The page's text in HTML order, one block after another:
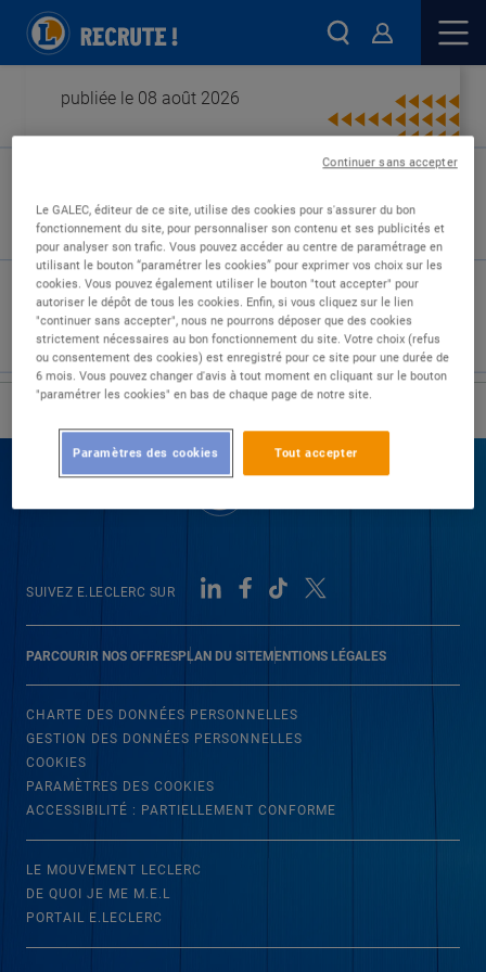
publiée le 08 août 2026
Type de contrat :
Expérience :
Études :
PARCOURIR NOS OFFRESPLAN DU SITEMENTIONS LÉGALES
SUIVEZ E.LECLERC SUR
CHARTE DES DONNÉES PERSONNELLES
GESTION DES DONNÉES PERSONNELLES
COOKIES
PARAMÈTRES DES COOKIES
ACCESSIBILITÉ : PARTIELLEMENT CONFORME
LE MOUVEMENT LECLERC
DE QUOI JE ME M.E.L
PORTAIL E.LECLERC
Le GALEC, éditeur de ce site, utilise des cookies pour s'assurer du bon
fonctionnement du site, pour personnaliser son contenu et ses publicités et
pour analyser son trafic. Vous pouvez accéder au centre de paramétrage en
utilisant le bouton “paramétrer les cookies” pour exprimer vos choix sur les
cookies. Vous pouvez également utiliser le bouton "tout accepter" pour
autoriser le dépôt de tous les cookies. Enfin, si vous cliquez sur le lien
"continuer sans accepter", nous ne pourrons déposer que des cookies
strictement nécessaires au bon fonctionnement du site. Votre choix (refus
ou consentement des cookies) est enregistré pour ce site pour une durée de
6 mois. Vous pouvez changer d'avis à tout moment en cliquant sur le bouton
"paramétrer les cookies" en bas de chaque page de notre site.
Tout accepter
Paramètres des cookies
Continuer sans accepter